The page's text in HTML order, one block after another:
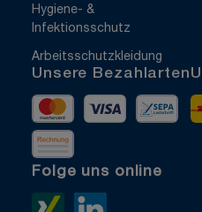
Hygiene- &
Infektionsschutz
Arbeitsschutzkleidung
Unsere Bezahlarten
MastercardVisa
Rechnung
Folge uns online
Xing>